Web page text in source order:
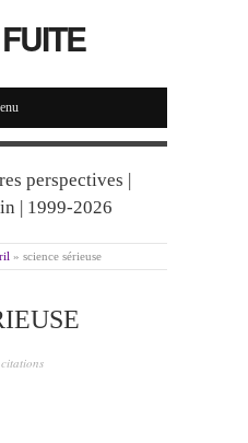
perspectives |
| 1999-2026
» science sérieuse
citations